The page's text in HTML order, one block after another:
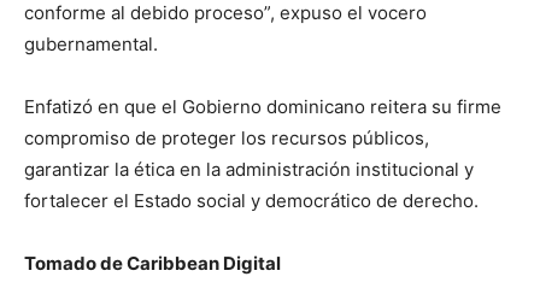
conforme al debido proceso”, expuso el vocero
gubernamental.
Enfatizó en que el Gobierno dominicano reitera su firme
compromiso de proteger los recursos públicos,
garantizar la ética en la administración institucional y
fortalecer el Estado social y democrático de derecho.
Tomado de Caribbean Digital